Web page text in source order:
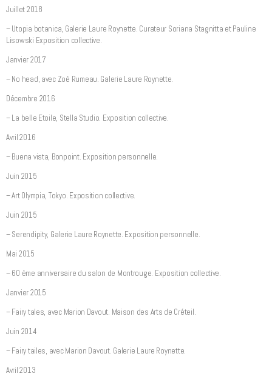
Juillet 2018
– Utopia botanica, Galerie Laure Roynette. Curateur Soriana Stagnitta et Pauline
Lisowski Exposition collective.
Janvier 2017
– No head, avec Zoé Rumeau. Galerie Laure Roynette.
Décembre 2016
– La belle Etoile, Stella Studio. Exposition collective.
Avril 2016
– Buena vista, Bonpoint. Exposition personnelle.
Juin 2015
– Art Olympia, Tokyo. Exposition collective.
Juin 2015
– Serendipity, Galerie Laure Roynette. Exposition personnelle.
Mai 2015
– 60 ème anniversaire du salon de Montrouge. Exposition collective.
Janvier 2015
– Fairy tales, avec Marion Davout. Maison des Arts de Créteil.
Juin 2014
– Fairy tailes, avec Marion Davout. Galerie Laure Roynette.
Avril 2013